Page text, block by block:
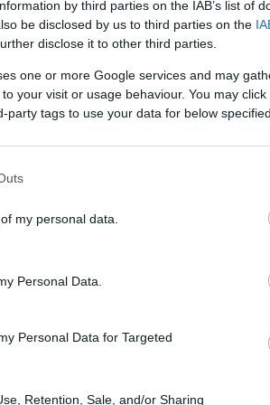
by third parties on the IAB’s list of
be disclosed by us to third parties on the
disclose it to other third parties.
one or more Google services and may
your visit or usage behaviour. You may
party tags to use your data for below
my personal data.
Personal Data.
Personal Data for Targeted
Retention, Sale, and/or Sharing
a pénteki, pénteken
szerint járnak a vonatok -
figyelembevételével és a
a Nyíregyházáról
igénybe a Televonatot,
a Nyugati pályaudvarra
kedvezményt is igénybe